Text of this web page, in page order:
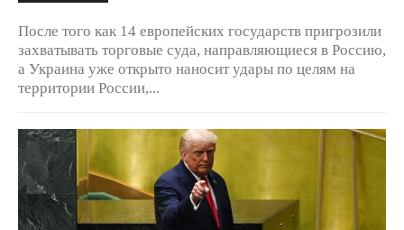
После того как 14 европейских государств пригрозили
захватывать торговые суда, направляющиеся в Россию,
а Украина уже открыто наносит удары по целям на
территории России,...